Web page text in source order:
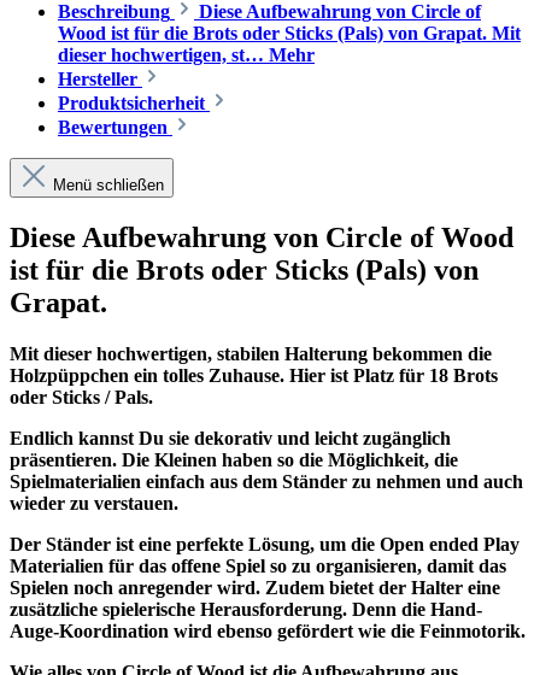
Beschreibung
Diese Aufbewahrung von Circle of
Wood ist für die Brots oder Sticks (Pals) von Grapat. Mit
dieser hochwertigen, st… Mehr
Hersteller
Produktsicherheit
Bewertungen
Menü schließen
Diese Aufbewahrung von Circle of Wood
ist für die Brots oder Sticks (Pals) von
Grapat.
Mit dieser hochwertigen, stabilen Halterung bekommen die
Holzpüppchen ein tolles Zuhause. Hier ist Platz für 18 Brots
oder Sticks / Pals.
Endlich kannst Du sie dekorativ und leicht zugänglich
präsentieren. Die Kleinen haben so die Möglichkeit, die
Spielmaterialien einfach aus dem Ständer zu nehmen und auch
wieder zu verstauen.
Der Ständer ist eine perfekte Lösung, um die Open ended Play
Materialien für das offene Spiel so zu organisieren, damit das
Spielen noch anregender wird. Zudem bietet der Halter eine
zusätzliche spielerische Herausforderung. Denn die Hand-
Auge-Koordination wird ebenso gefördert wie die Feinmotorik.